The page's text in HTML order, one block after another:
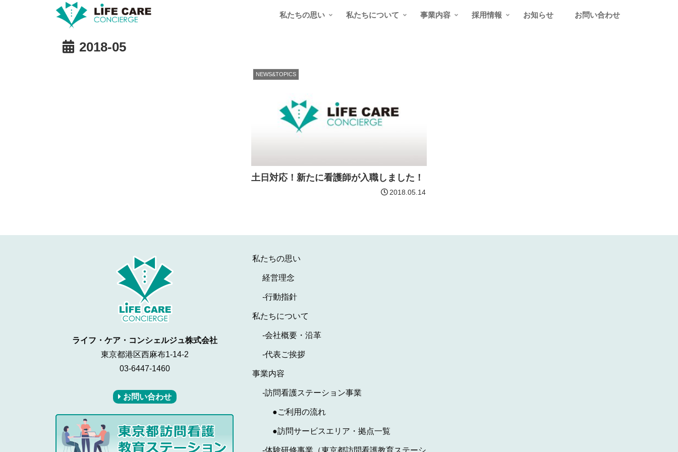
私たちの思い 私たちについて 事業内容 採用情報 お知らせ お問い合わせ
2018-05
NEWS&TOPICS
土日対応！新たに看護師が入職しました！
2018.05.14
ライフ・ケア・コンシェルジュ株式会社
東京都港区西麻布1-14-2
03-6447-1460
お問い合わせ
私たちの思い
経営理念
-行動指針
私たちについて
-会社概要・沿革
-代表ご挨拶
事業内容
-訪問看護ステーション事業
●ご利用の流れ
●訪問サービスエリア・拠点一覧
-体験研修事業（東京都訪問看護教育ステーシ